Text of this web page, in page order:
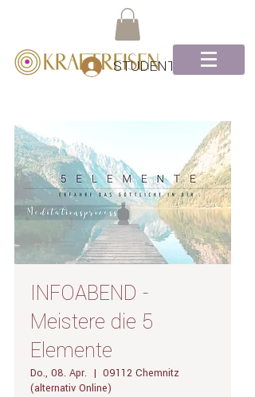
STUDENTEN Log-In
INFOABEND -
Meistere die 5
Elemente
Do., 08. Apr.
  |
09112 Chemnitz
(alternativ Online)